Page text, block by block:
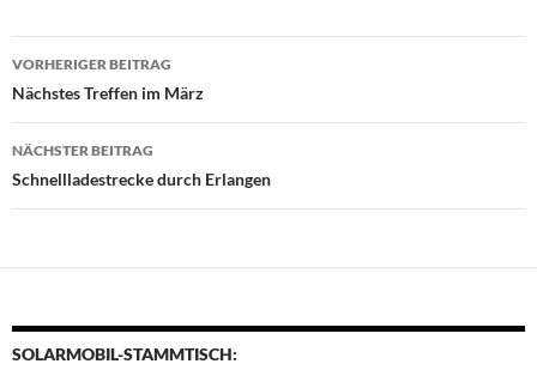
Beitragsnavigation
VORHERIGER BEITRAG
Nächstes Treffen im März
NÄCHSTER BEITRAG
Schnellladestrecke durch Erlangen
SOLARMOBIL-STAMMTISCH: